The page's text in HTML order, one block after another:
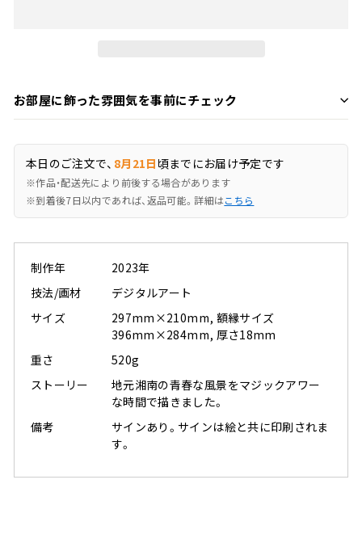
お部屋に飾った雰囲気を事前にチェック
本日のご注文で、 8月21日 頃までにお届け予定です
※作品・配送先により前後する場合があります
※到着後7日以内であれば、返品可能。詳細はこちら
制作年
2023年
技法/画材
デジタルアート
サイズ
297mm×210mm, 額縁サイズ
396mm×284mm, 厚さ18mm
重さ
520g
ストーリー
地元湘南の青春な風景をマジックアワー
な時間で描きました。
備考
サインあり。サインは絵と共に印刷されま
す。